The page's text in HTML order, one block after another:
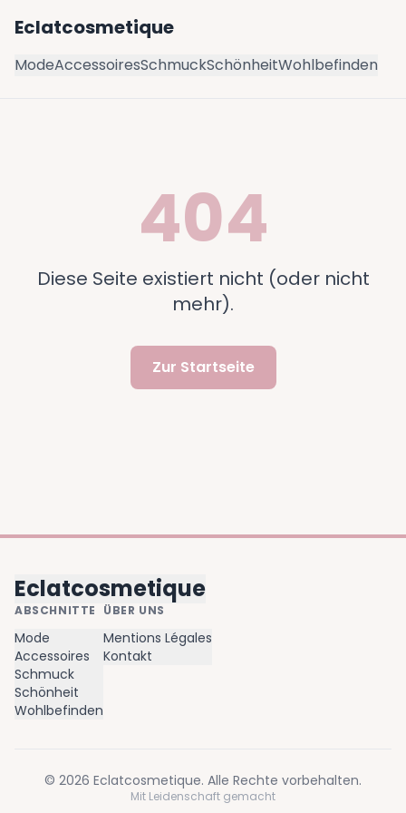
Eclatcosmetique
ModeAccessoiresSchmuckSchönheitWohlbefinden
404
Diese Seite existiert nicht (oder nicht
mehr).
Zur Startseite
Eclatcosmetique
ABSCHNITTE
Mode
Accessoires
Schmuck
Schönheit
Wohlbefinden
ÜBER UNS
Mentions Légales
Kontakt
© 2026 Eclatcosmetique. Alle Rechte vorbehalten.
Mit Leidenschaft gemacht